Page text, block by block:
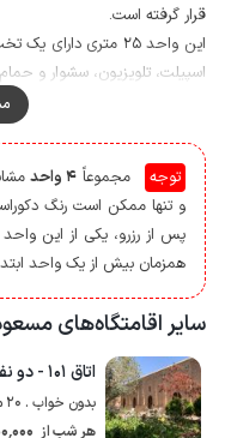
قرار گرفته است.
این واحد 25 متری
اسپیلت، تلویزیون، سشوار و
از مشاعات این مجموعه می
سنتی، کافی شاپ، پارکینگ،
ماساژ) و سرویس بهداشتی ایرانی
باشد، همچنین به جهت حفظ
مجهز به دوربین مداربسته است.
مهمانان گرامی می توانند برای
فاصله حدود 50 الی 200 متری استفاده نمایند.
کیفیت خطوط شبکه تلفن همراه
مهمانان قرار می گیرد.
توجه مجموعاً 4 واحد
و تنها ممکن است رنگ
پس از رزرو، یکی از این واحد
همزمان بیش از یک واحد
سایر اقامتگاه‌های
اتاق ۱۰۱ - دو نفره
بدون خواب . 20 متر . تا 2 مهمان
هر شب از